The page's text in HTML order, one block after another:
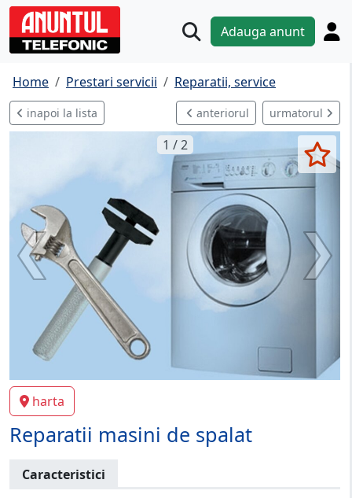
Adauga anunt
Home Prestari servicii Reparatii, service
inapoi la lista anteriorul urmatorul
1 / 2
harta
Reparatii masini de spalat
Caracteristici